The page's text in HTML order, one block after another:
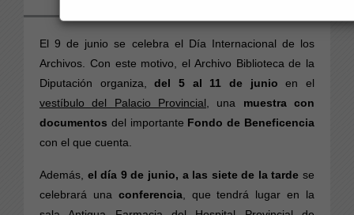
El 9 de junio se celebra el Día Internacional de los
Archivos. Con este motivo, el Archivo Biblioteca de la
Diputación organiza,del 5 al 11 de junio en el
vestíbulo del Palacio Provincial , una muestra con
documentos del importante Fondo de Beneficencia
con el que cuenta.
Además, el día 9 de junio, a las siete de la tarde se
celebrará una conferencia, que tendrá lugar en la